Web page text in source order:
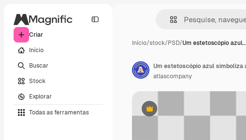
Criar
Início
Buscar
Stock
Explorar
Todas as ferramentas
Início/stock/PSD/Um estetoscópio azul…
Premium
atlascompany